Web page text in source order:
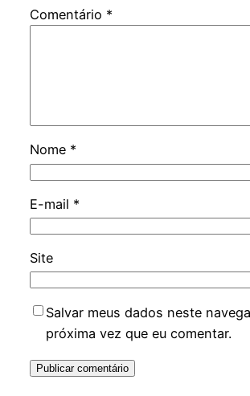
Comentário *
Nome *
E-mail *
Site
Salvar meus dados neste
próxima vez que eu comentar.